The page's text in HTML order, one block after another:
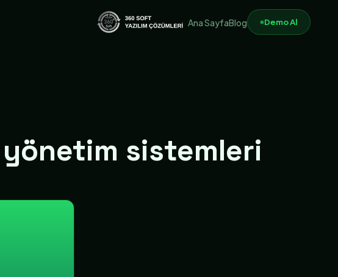
Ana SayfaBlog Demo Al
sistemleri